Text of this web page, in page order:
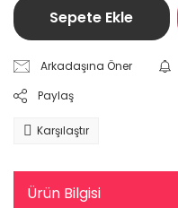
Sepete Ekle
Arkadaşına Öner
Paylaş
Karşılaştır
Ürün Bilgisi